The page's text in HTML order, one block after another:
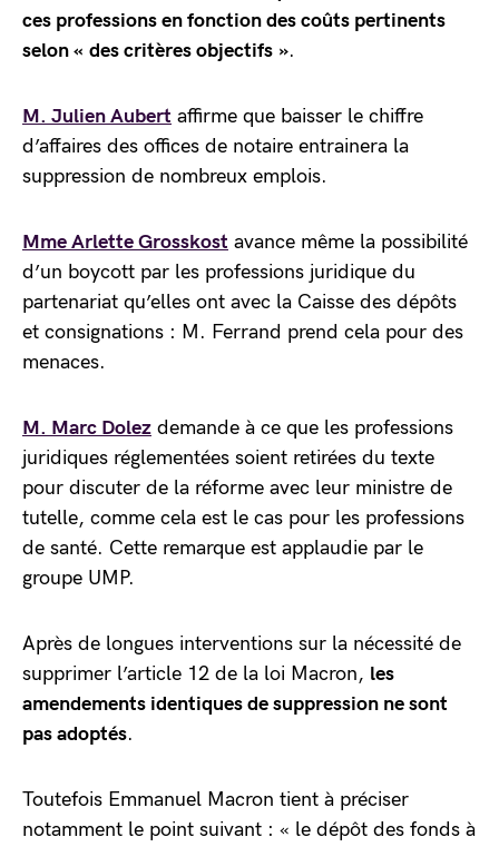
ces professions en fonction des coûts pertinents
selon « des critères objectifs ».
M. Julien Aubert affirme que baisser le chiffre
d’affaires des offices de notaire entrainera la
suppression de nombreux emplois.
Mme Arlette Grosskost avance même la possibilité
d’un boycott par les professions juridique du
partenariat qu’elles ont avec la Caisse des dépôts
et consignations : M. Ferrand prend cela pour des
menaces.
M. Marc Dolez demande à ce que les professions
juridiques réglementées soient retirées du texte
pour discuter de la réforme avec leur ministre de
tutelle, comme cela est le cas pour les professions
de santé. Cette remarque est applaudie par le
groupe UMP.
Après de longues interventions sur la nécessité de
supprimer l’article 12 de la loi Macron, les
amendements identiques de suppression ne sont
pas adoptés.
Toutefois Emmanuel Macron tient à préciser
notamment le point suivant : « le dépôt des fonds à